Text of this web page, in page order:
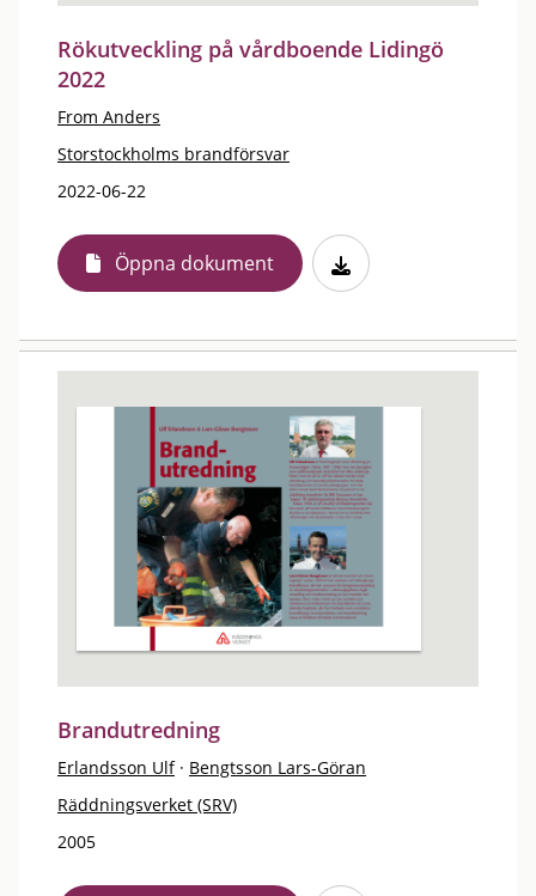
Rökutveckling på vårdboende Lidingö
2022
From Anders
Storstockholms brandförsvar
2022-06-22
Öppna dokument
Brandutredning
Erlandsson Ulf · Bengtsson Lars-Göran
Räddningsverket (SRV)
2005